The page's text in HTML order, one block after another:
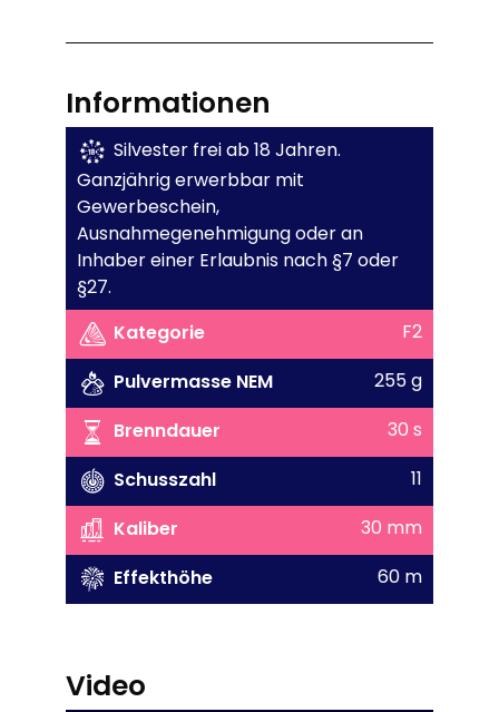
Informationen
Silvester frei ab 18 Jahren.
Ganzjährig erwerbbar mit
Gewerbeschein,
Ausnahmegenehmigung oder an
Inhaber einer Erlaubnis nach §7 oder
§27.
Kategorie
F2
Pulvermasse NEM
255 g
Brenndauer
30 s
Schusszahl
11
Kaliber
30 mm
Effekthöhe
60 m
Video